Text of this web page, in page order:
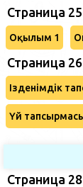
Страница 25
Оқылым 1
Страница 26
Ізденімдік
Үй
Страница 28